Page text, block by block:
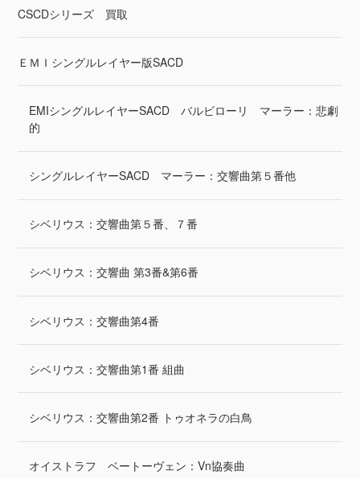
CSCDシリーズ 買取
ＥＭＩシングルレイヤー版SACD
EMIシングルレイヤーSACD バルビローリ マーラー：悲劇
的
シングルレイヤーSACD マーラー：交響曲第５番他
シベリウス：交響曲第５番、７番
シベリウス：交響曲 第3番&第6番
シベリウス：交響曲第4番
シベリウス：交響曲第1番 組曲
シベリウス：交響曲第2番 トゥオネラの白鳥
オイストラフ ベートーヴェン：Vn協奏曲